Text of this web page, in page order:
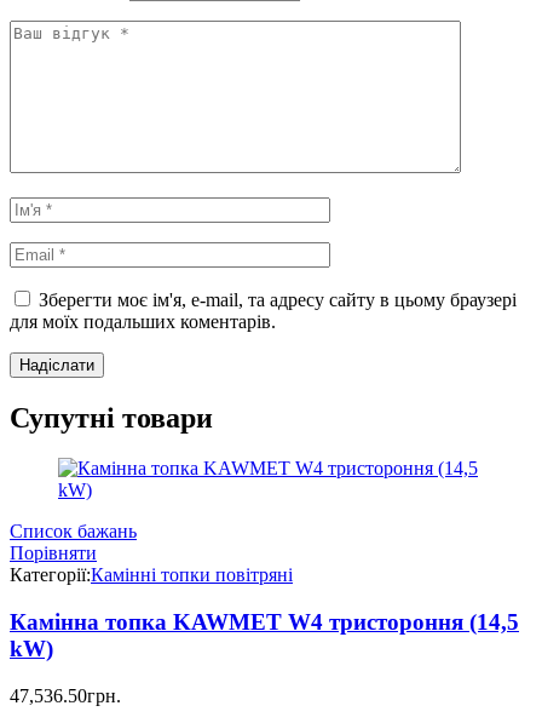
Зберегти моє ім'я, e-mail, та адресу сайту в цьому браузері
для моїх подальших коментарів.
Супутні товари
Список бажань
Порівняти
Категорії:Камінні топки повітряні
Камінна топка KAWMET W4 тристороння (14,5
kW)
47,536.50грн.